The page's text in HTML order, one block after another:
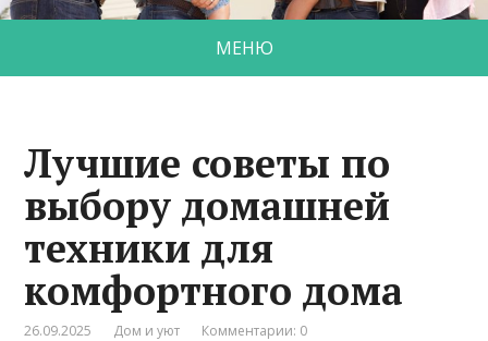
МЕНЮ
Лучшие советы по
выбору домашней
техники для
комфортного дома
26.09.2025 Дом и уют Комментарии: 0